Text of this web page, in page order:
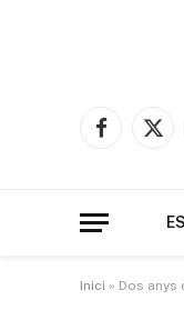
Facebook
X
Inici » Dos anys